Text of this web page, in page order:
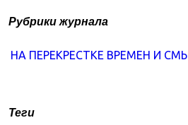
Рубрики журнала
НА ПЕРЕКРЕСТКЕ ВРЕМЕН И
Теги